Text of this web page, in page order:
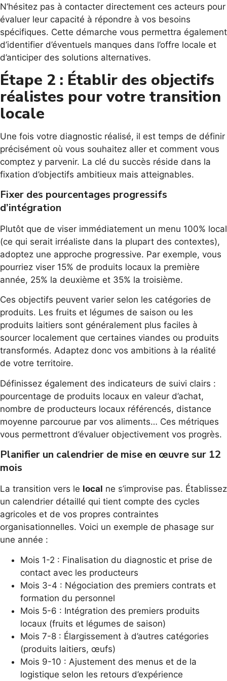
N’hésitez pas à contacter directement ces acteurs pour
évaluer leur capacité à répondre à vos besoins
spécifiques. Cette démarche vous permettra également
d’identifier d’éventuels manques dans l’offre locale et
d’anticiper des solutions alternatives.
Étape 2 : Établir des objectifs
réalistes pour votre transition
locale
Une fois votre diagnostic réalisé, il est temps de définir
précisément où vous souhaitez aller et comment vous
comptez y parvenir. La clé du succès réside dans la
fixation d’objectifs ambitieux mais atteignables.
Fixer des pourcentages progressifs
d’intégration
Plutôt que de viser immédiatement un menu 100% local
(ce qui serait irréaliste dans la plupart des contextes),
adoptez une approche progressive. Par exemple, vous
pourriez viser 15% de produits locaux la première
année, 25% la deuxième et 35% la troisième.
Ces objectifs peuvent varier selon les catégories de
produits. Les fruits et légumes de saison ou les
produits laitiers sont généralement plus faciles à
sourcer localement que certaines viandes ou produits
transformés. Adaptez donc vos ambitions à la réalité
de votre territoire.
Définissez également des indicateurs de suivi clairs :
pourcentage de produits locaux en valeur d’achat,
nombre de producteurs locaux référencés, distance
moyenne parcourue par vos aliments… Ces métriques
vous permettront d’évaluer objectivement vos progrès.
Planifier un calendrier de mise en œuvre sur 12
mois
La transition vers le local ne s’improvise pas. Établissez
un calendrier détaillé qui tient compte des cycles
agricoles et de vos propres contraintes
organisationnelles. Voici un exemple de phasage sur
une année :
Mois 1-2 : Finalisation du diagnostic et prise de
contact avec les producteurs
Mois 3-4 : Négociation des premiers contrats et
formation du personnel
Mois 5-6 : Intégration des premiers produits
locaux (fruits et légumes de saison)
Mois 7-8 : Élargissement à d’autres catégories
(produits laitiers, œufs)
Mois 9-10 : Ajustement des menus et de la
logistique selon les retours d’expérience